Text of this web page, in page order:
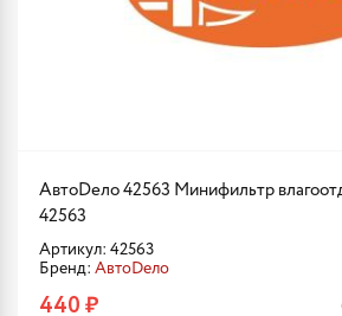
АвтоDело 42563 Минифильтр
42563
Артикул: 42563
Бренд: АвтоDело
440 ₽